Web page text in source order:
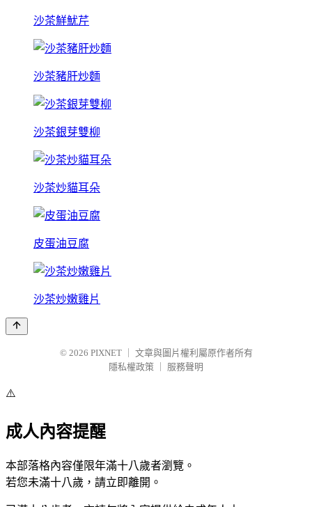
沙茶鮮魷芹
沙茶豬肝炒麵
沙茶銀芽雙柳
沙茶炒貓耳朵
皮蛋油豆腐
沙茶炒嫩雞片
© 2026 PIXNET
文章與圖片權利屬原作者所有
隱私權政策
服務聲明
⚠️
成人內容提醒
本部落格內容僅限年滿十八歲者瀏覽。
若您未滿十八歲，請立即離開。